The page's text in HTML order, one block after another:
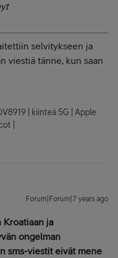
selvitykseen ja
viestiä tänne, kun saan
| kiinteä 5G | Apple
|
Forum|Forum|7 years ago
Kroatiaan ja
ongelman
sms-viestit eivät mene